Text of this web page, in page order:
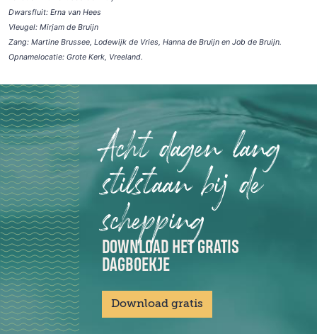
Dwarsfluit: Erna van Hees
Vleugel: Mirjam de Bruijn
Zang: Martine Brussee, Lodewijk de Vries, Hanna de Bruijn en Job de Bruijn.
Opnamelocatie: Grote Kerk, Vreeland.
Acht dagen lang
stilstaan bij de
schepping
DOWNLOAD HET GRATIS
DAGBOEKJE
Download gratis